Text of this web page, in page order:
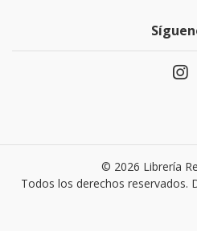
© 2026 Librería
Todos los derechos reservados.